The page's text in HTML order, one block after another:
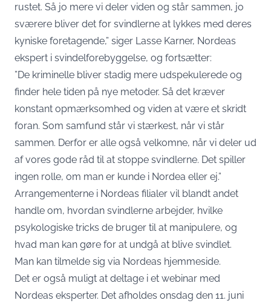
rustet. Så jo mere vi deler viden og står sammen, jo
sværere bliver det for svindlerne at lykkes med deres
kyniske foretagende,” siger Lasse Karner, Nordeas
ekspert i svindelforebyggelse, og fortsætter:
”De kriminelle bliver stadig mere udspekulerede og
finder hele tiden på nye metoder. Så det kræver
konstant opmærksomhed og viden at være et skridt
foran. Som samfund står vi stærkest, når vi står
sammen. Derfor er alle også velkomne, når vi deler ud
af vores gode råd til at stoppe svindlerne. Det spiller
ingen rolle, om man er kunde i Nordea eller ej.”
Arrangementerne i Nordeas filialer vil blandt andet
handle om, hvordan svindlerne arbejder, hvilke
psykologiske tricks de bruger til at manipulere, og
hvad man kan gøre for at undgå at blive svindlet.
Man kan tilmelde sig via Nordeas hjemmeside.
Det er også muligt at deltage i et webinar med
Nordeas eksperter. Det afholdes onsdag den 11. juni